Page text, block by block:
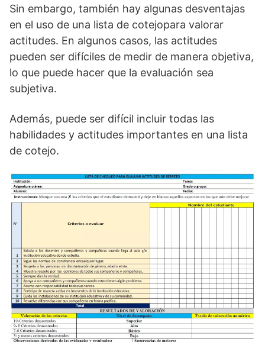
Sin embargo, también hay algunas desventajas
en el uso de una lista de cotejopara valorar
actitudes. En algunos casos, las actitudes
pueden ser difíciles de medir de manera objetiva,
lo que puede hacer que la evaluación sea
subjetiva.
Además, puede ser difícil incluir todas las
habilidades y actitudes importantes en una lista
de cotejo.